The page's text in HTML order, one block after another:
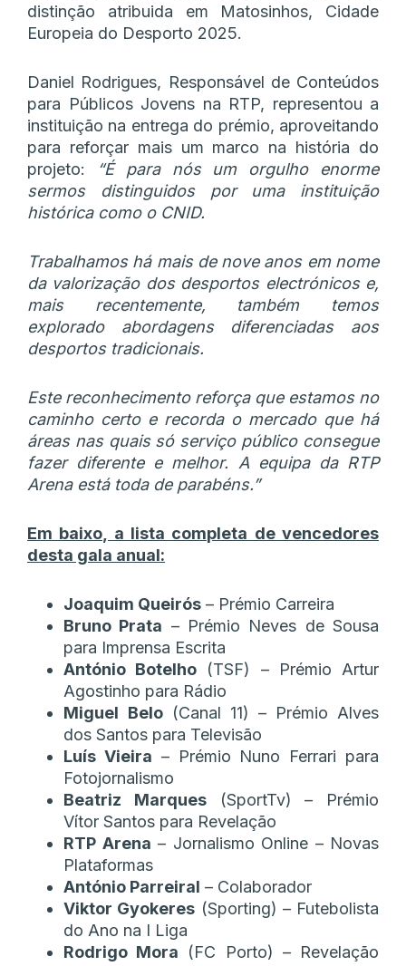
distinção atribuida em Matosinhos, Cidade
Europeia do Desporto 2025.
Daniel Rodrigues, Responsável de Conteúdos
para Públicos Jovens na RTP, representou a
instituição na entrega do prémio, aproveitando
para reforçar mais um marco na história do
projeto:
“É para nós um orgulho enorme
sermos distinguidos por uma instituição
histórica como o CNID.
Trabalhamos há mais de nove anos em nome
da valorização dos desportos electrónicos e,
mais recentemente, também temos
explorado abordagens diferenciadas aos
desportos tradicionais.
Este reconhecimento reforça que estamos no
caminho certo e recorda o mercado que há
áreas nas quais só serviço público consegue
fazer diferente e melhor. A equipa da RTP
Arena está toda de parabéns.”
Em baixo, a lista completa de vencedores
desta gala anual:
Joaquim Queirós – Prémio Carreira
Bruno Prata – Prémio Neves de Sousa
para Imprensa Escrita
António Botelho (TSF) – Prémio Artur
Agostinho para Rádio
Miguel Belo (Canal 11) – Prémio Alves
dos Santos para Televisão
Luís Vieira – Prémio Nuno Ferrari para
Fotojornalismo
Beatriz Marques(SportTv) – Prémio
Vítor Santos para Revelação
RTP Arena – Jornalismo Online – Novas
Plataformas
António Parreiral – Colaborador
Viktor Gyokeres (Sporting) – Futebolista
do Ano na I Liga
Rodrigo Mora (FC Porto) – Revelação